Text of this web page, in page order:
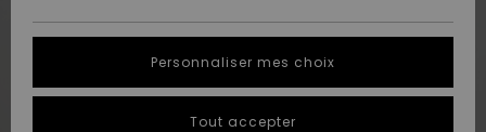
A
Découvrir
A
Découvrir
tailles
QUIKSILVER
Personnaliser mes choix
Tout accepter